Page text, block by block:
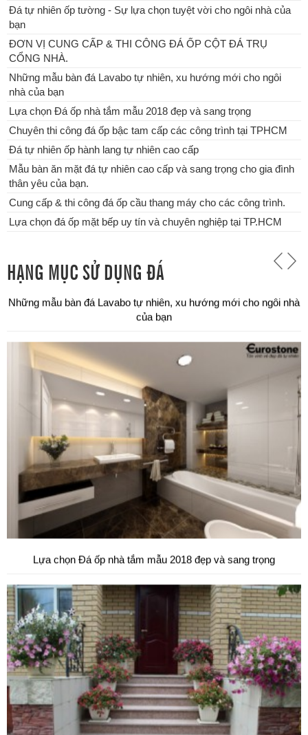
Đá tự nhiên ốp tường - Sự lựa chọn tuyệt vời cho ngôi nhà của
bạn
ĐƠN VỊ CUNG CẤP & THI CÔNG ĐÁ ỐP CỘT ĐÁ TRỤ
CỔNG NHÀ.
Những mẫu bàn đá Lavabo tự nhiên, xu hướng mới cho ngôi
nhà của bạn
Lựa chọn Đá ốp nhà tắm mẫu 2018 đẹp và sang trọng
Chuyên thi công đá ốp bậc tam cấp các công trình tại TPHCM
Đá tự nhiên ốp hành lang tự nhiên cao cấp
Mẫu bàn ăn mặt đá tự nhiên cao cấp và sang trọng cho gia đình
thân yêu của bạn.
Cung cấp & thi công đá ốp cầu thang máy cho các công trình.
Lựa chọn đá ốp mặt bếp uy tín và chuyên nghiệp tại TP.HCM
HẠNG MỤC SỬ DỤNG ĐÁ
ĐƠN VỊ CUNG CẤP & THI CÔNG ĐÁ ỐP CỘT ĐÁ TRỤ CỔNG
NHÀ.
Những mẫu bàn đá Lavabo tự nhiên, xu hướng mới cho ngôi nhà
của bạn
Lựa chọn Đá ốp nhà tắm mẫu 2018 đẹp và sang trọng